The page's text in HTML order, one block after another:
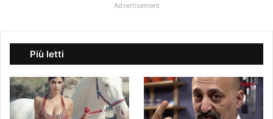
Advertisement
Più letti